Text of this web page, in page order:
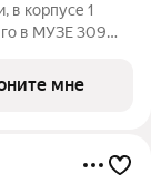
в корпусе 1
в МУЗЕ 309
мне